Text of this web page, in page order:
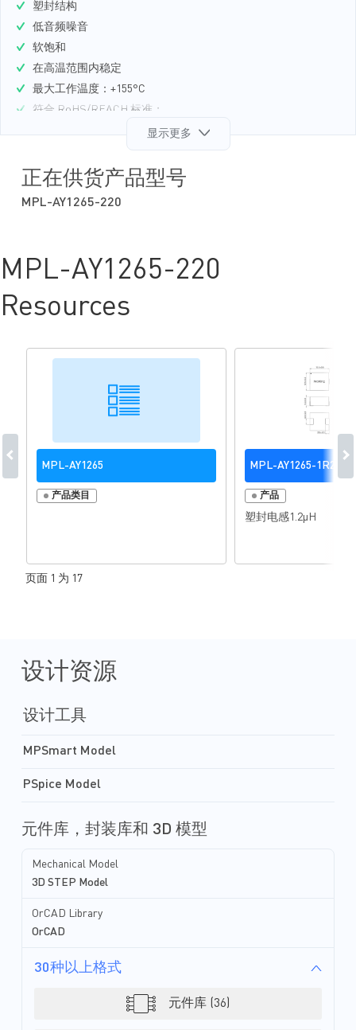
塑封结构
低音频噪音
软饱和
在高温范围内稳定
最大工作温度：+155°C
符合 RoHS/REACH 标准；
显示更多
正在供货产品型号
MPL-AY1265-220
MPL-AY1265-220
Resources
MPL-AY1265
产品类目
MPL-AY1265-1R2
产品
塑封电感1.2µH
页面 1 为 17
设计资源
设计工具
MPSmart Model
PSpice Model
元件库，封装库和 3D 模型
Mechanical Model
3D STEP Model
OrCAD Library
OrCAD
30种以上格式
元件库 (36)